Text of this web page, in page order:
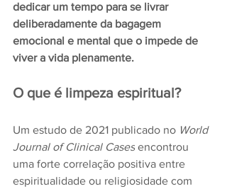
dedicar um tempo para se livrar
deliberadamente da bagagem
emocional e mental que o impede de
viver a vida plenamente.
O que é limpeza espiritual?
Um estudo de 2021 publicado no World
Journal of Clinical Cases encontrou
uma forte correlação positiva entre
espiritualidade ou religiosidade com